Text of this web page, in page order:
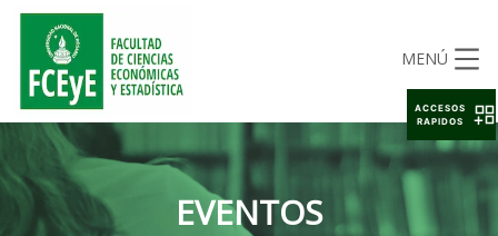
MENÚ
EVENTOS
ACCESOS
RAPIDOS